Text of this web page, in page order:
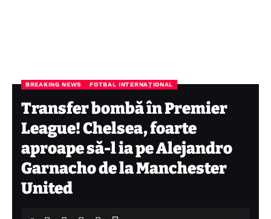
BREAKING NEWS FOTBAL INTERNAȚIONAL
Transfer bombă în Premier
League! Chelsea, foarte
aproape să-l ia pe Alejandro
Garnacho de la Manchester
United